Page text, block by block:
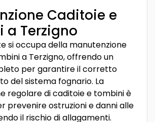
Caditoie e
a Terzigno
si occupa della manutenzione
a Terzigno, offrendo un
per garantire il corretto
del sistema fognario. La
regolare di caditoie e tombini è
prevenire ostruzioni e danni alle
il rischio di allagamenti.